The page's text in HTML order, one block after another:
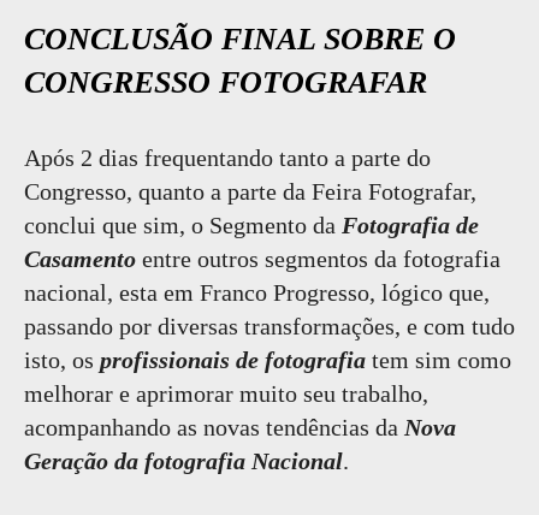
CONCLUSÃO FINAL SOBRE O
CONGRESSO FOTOGRAFAR
Após 2 dias frequentando tanto a parte do
Congresso, quanto a parte da Feira Fotografar,
conclui que sim, o Segmento da Fotografia de
Casamento entre outros segmentos da fotografia
nacional, esta em Franco Progresso, lógico que,
passando por diversas transformações, e com tudo
isto, os profissionais de fotografia tem sim como
melhorar e aprimorar muito seu trabalho,
acompanhando as novas tendências da Nova
Geração da fotografia Nacional.